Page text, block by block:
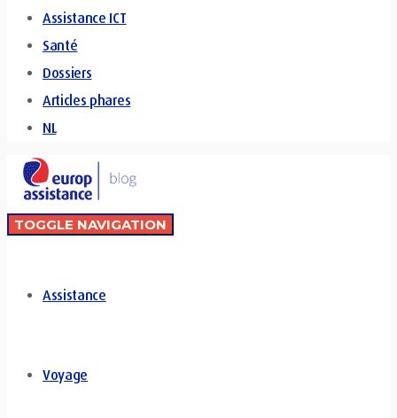
Assistance ICT
Santé
Dossiers
Articles phares
NL
TOGGLE NAVIGATION
Assistance
Voyage